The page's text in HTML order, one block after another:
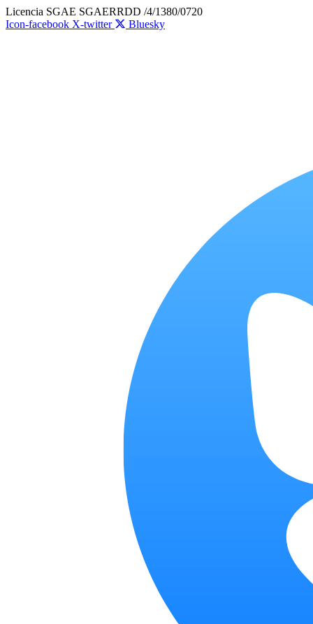
Ir
al
Licencia SGAE SGAERRDD /4/1380/0720
Icon-facebook X-twitter Bluesky